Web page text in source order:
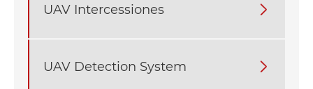
UAV Intercessiones 
UAV Detection System 